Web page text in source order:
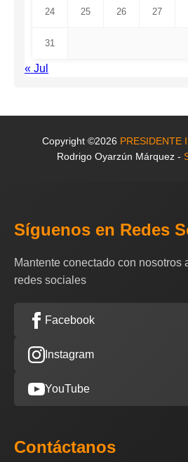
24 25 26 27
31
« Jul
Copyright ©2026 PRESIDENTE
Rodrigo Oyarzún Márquez -
Síguenos en Redes
Mantente conectado con nosotros
redes sociales
Facebook
Instagram
YouTube
Contáctanos